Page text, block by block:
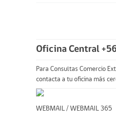
Oficina Central
Para Consultas Comercio
contacta a tu oficina más
WEBMAIL / WEBMAIL 365